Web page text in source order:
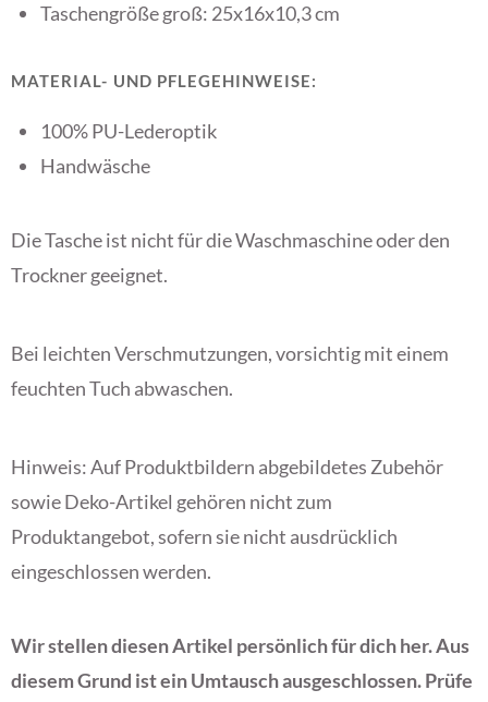
Taschengröße groß: 25x16x10,3 cm
MATERIAL- UND PFLEGEHINWEISE:
100% PU-Lederoptik
Handwäsche
Die Tasche ist nicht für die Waschmaschine oder den
Trockner geeignet.
Bei leichten Verschmutzungen, vorsichtig mit einem
feuchten Tuch abwaschen.
Hinweis: Auf Produktbildern abgebildetes Zubehör
sowie Deko-Artikel gehören nicht zum
Produktangebot, sofern sie nicht ausdrücklich
eingeschlossen werden.
Wir stellen diesen Artikel persönlich für dich her. Aus
diesem Grund ist ein Umtausch ausgeschlossen. Prüfe